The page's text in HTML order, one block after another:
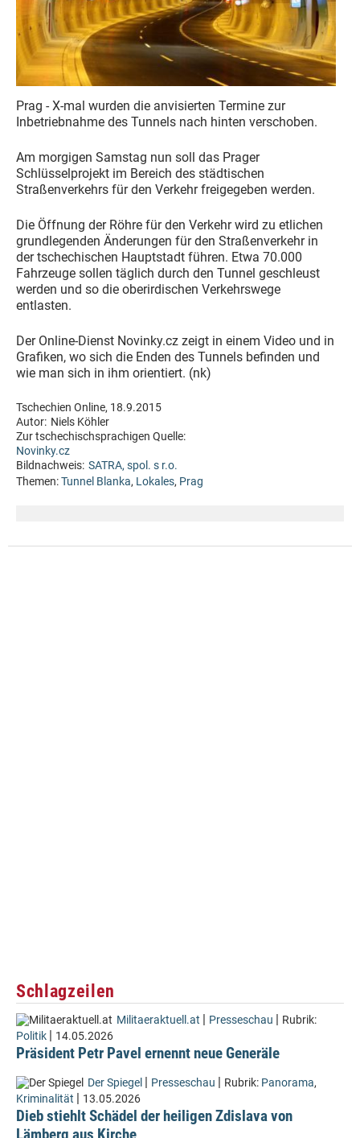
Prag - X-mal wurden die anvisierten Termine zur
Inbetriebnahme des Tunnels nach hinten verschoben.
Am morgigen Samstag nun soll das Prager
Schlüsselprojekt im Bereich des städtischen
Straßenverkehrs für den Verkehr freigegeben werden.
Die Öffnung der Röhre für den Verkehr wird zu etlichen
grundlegenden Änderungen für den Straßenverkehr in
der tschechischen Hauptstadt führen. Etwa 70.000
Fahrzeuge sollen täglich durch den Tunnel geschleust
werden und so die oberirdischen Verkehrswege
entlasten.
Der Online-Dienst Novinky.cz zeigt in einem Video und in
Grafiken, wo sich die Enden des Tunnels befinden und
wie man sich in ihm orientiert. (nk)
Tschechien Online, 18.9.2015
Autor: Niels Köhler
Zur tschechischsprachigen Quelle:
Novinky.cz
Bildnachweis: SATRA, spol. s r.o.
Themen:Tunnel Blanka, Lokales, Prag
Schlagzeilen
Militaeraktuell.at | Presseschau | Rubrik:
Politik | 14.05.2026
Präsident Petr Pavel ernennt neue Generäle
Der Spiegel | Presseschau | Rubrik: Panorama,
Kriminalität | 13.05.2026
Dieb stiehlt Schädel der heiligen Zdislava von